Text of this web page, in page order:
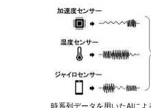
時系列データを用いたAIに